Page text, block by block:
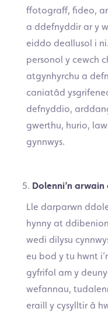
ffotograff, fideo,
a ddefnyddir ar y
eiddo deallusol i
personol y cewch
atgynhyrchu a
caniatâd
defnyddio,
gwerthu, hurio,
gynnwys.
Dolenni’n
Lle darparwn
hynny at
wedi dilysu
eu bod y tu hwnt
gyfrifol am y
wefannau,
eraill y cysylltir â